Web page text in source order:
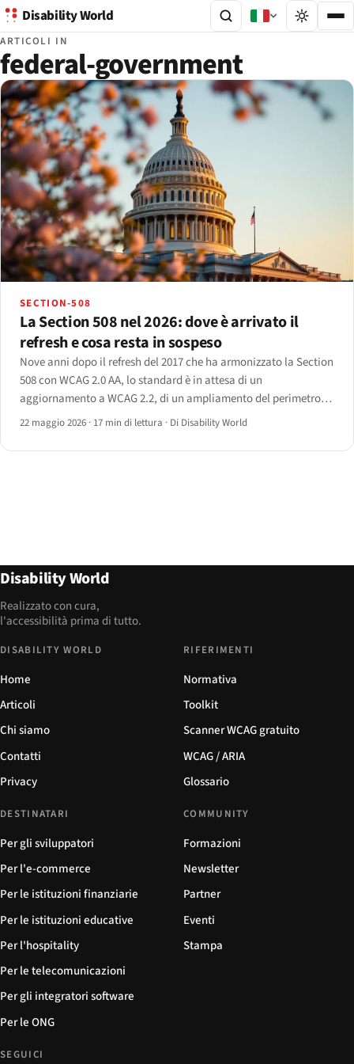
Disability World
ARTICOLI IN
federal-government
SECTION-508
La Section 508 nel 2026: dove è arrivato il
refresh e cosa resta in sospeso
Nove anni dopo il refresh del 2017 che ha armonizzato la Section
508 con WCAG 2.0 AA, lo standard è in attesa di un
aggiornamento a WCAG 2.2, di un ampliamento del perimetro
agli appalti AI e la RFI 2025 dell'Access Board comincia a
22 maggio 2026 · 17 min di lettura · Di Disability World
Disability World
Realizzato con cura,
l'accessibilità prima di tutto.
DISABILITY WORLD
Home
Articoli
Chi siamo
Contatti
Privacy
RIFERIMENTI
Normativa
Toolkit
Scanner WCAG gratuito
WCAG / ARIA
Glossario
DESTINATARI
Per gli sviluppatori
Per l'e-commerce
Per le istituzioni finanziarie
Per le istituzioni educative
Per l'hospitality
Per le telecomunicazioni
Per gli integratori software
Per le ONG
COMMUNITY
Formazioni
Newsletter
Partner
Eventi
Stampa
SEGUICI